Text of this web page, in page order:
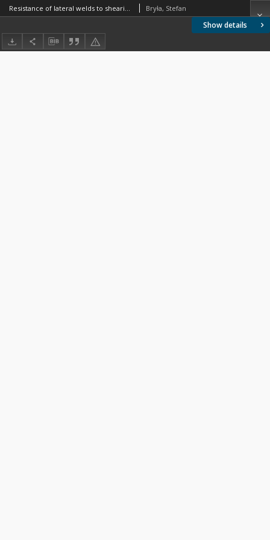
Show details
Resistance of lateral welds to shearing stresses Résistance des soudures latérales au cisaillement Schubfestigkeit von Geschweissten Flankennähten Bryła, Stefan